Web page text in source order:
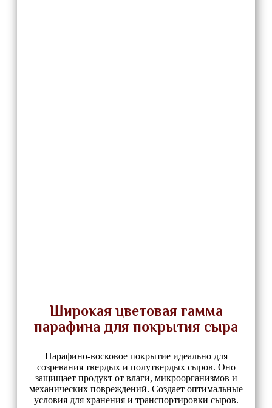
Широкая цветовая гамма
парафина для покрытия сыра
Парафино-восковое покрытие идеально для
созревания твердых и полутвердых сыров. Оно
защищает продукт от влаги, микроорганизмов и
механических повреждений. Создает оптимальные
условия для хранения и транспортировки сыров.